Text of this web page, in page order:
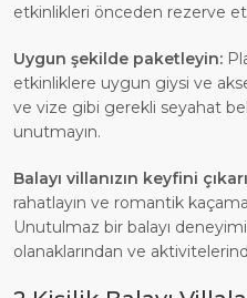
etkinlikleri önceden rezerve
Uygun şekilde paketleyin:
etkinliklere uygun giysi ve
ve vize gibi gerekli seyahat
unutmayın.
Balayı villanızın keyfini
rahatlayın ve romantik
Unutulmaz bir balayı
olanaklarından ve